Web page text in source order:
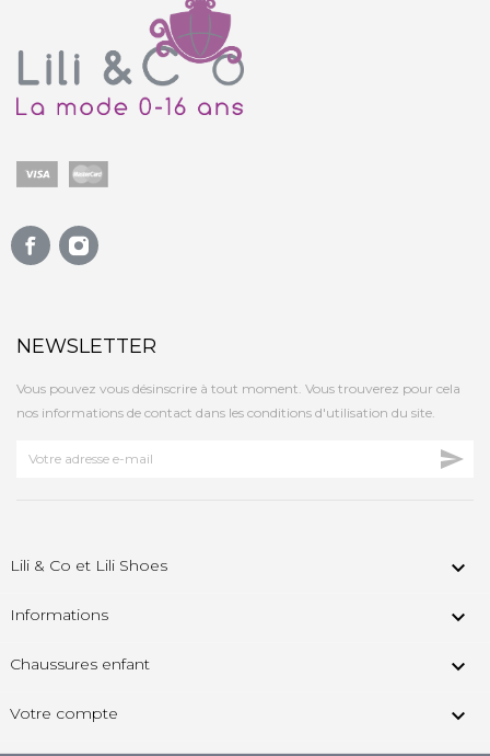
NEWSLETTER
Vous pouvez vous désinscrire à tout moment. Vous trouverez pour cela
nos informations de contact dans les conditions d'utilisation du site.

Lili & Co et Lili Shoes 
Informations 
Chaussures enfant 
Votre compte 